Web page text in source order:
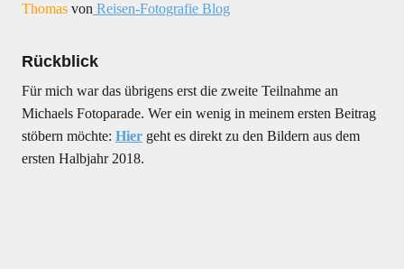
ThomasvonReisen-Fotografie Blog
Rückblick
Für mich war das übrigens erst die zweite Teilnahme an
Michaels Fotoparade. Wer ein wenig in meinem ersten Beitrag
stöbern möchte: Hiergeht es direkt zu den Bildern aus dem
ersten Halbjahr 2018.